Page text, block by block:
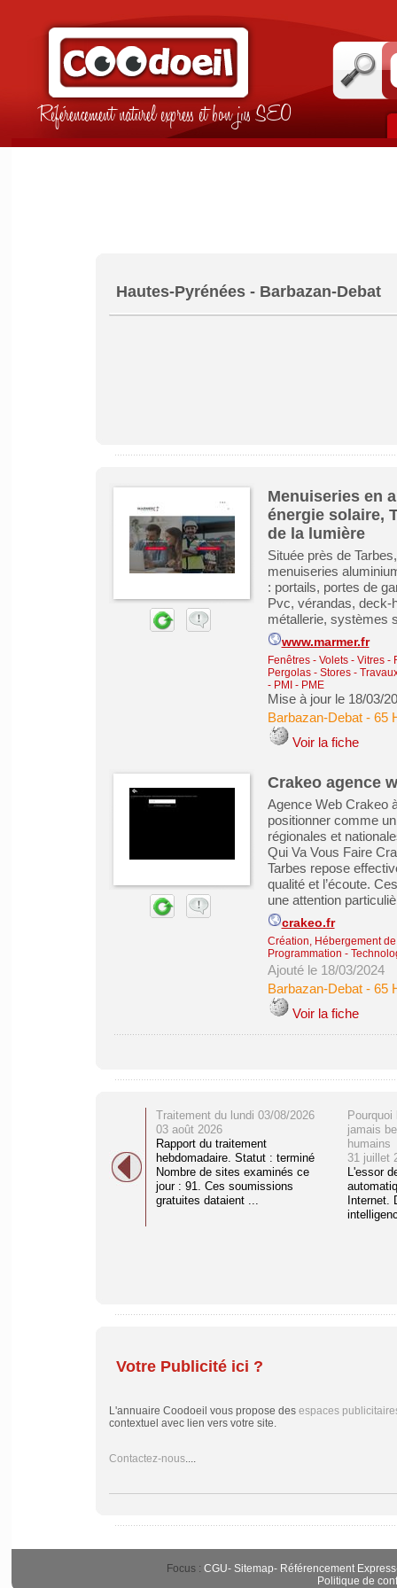
Référencement naturel express et bon jus SEO
Hautes-Pyrénées - Barbazan-Debat
Menuiseries en
énergie solaire,
de la lumière
Située près de
menuiseries
: portails, portes de
Pvc, vérandas, deck-
métallerie, systèmes
www.marmer.fr
Fenêtres - Volets - Vitres -
Pergolas - Stores-
- PMI - PME
Mise à jour le 18/03/
Barbazan-Debat- 65
Voir la fiche
Crakeo agence
Agence Web Crakeo
positionner comme
régionales et
Qui Va Vous Faire
Tarbes repose
qualité et l’écoute.
une attention
crakeo.fr
Création, Hébergement
Programmation -
Ajouté le 18/03/2024
Barbazan-Debat- 65
Voir la fiche
Traitement du lundi 03/08/2026
03 août 2026
Rapport du traitement
hebdomadaire. Statut : terminé
Nombre de sites examinés ce
jour : 91. Ces soumissions
gratuites dataient ...
jamais
humains
31 juillet
L'essor
Internet.
Votre Publicité ici ?
L'annuaire Coodoeil vous propose des espaces
contextuel avec lien vers votre site.
Contactez-nous....
Focus : CGU- Sitemap- Référencement Express
Politique de